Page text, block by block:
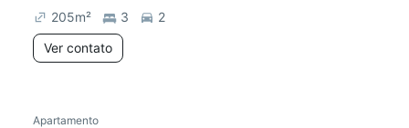
205m² 3
2
Ver contato
Apartamento